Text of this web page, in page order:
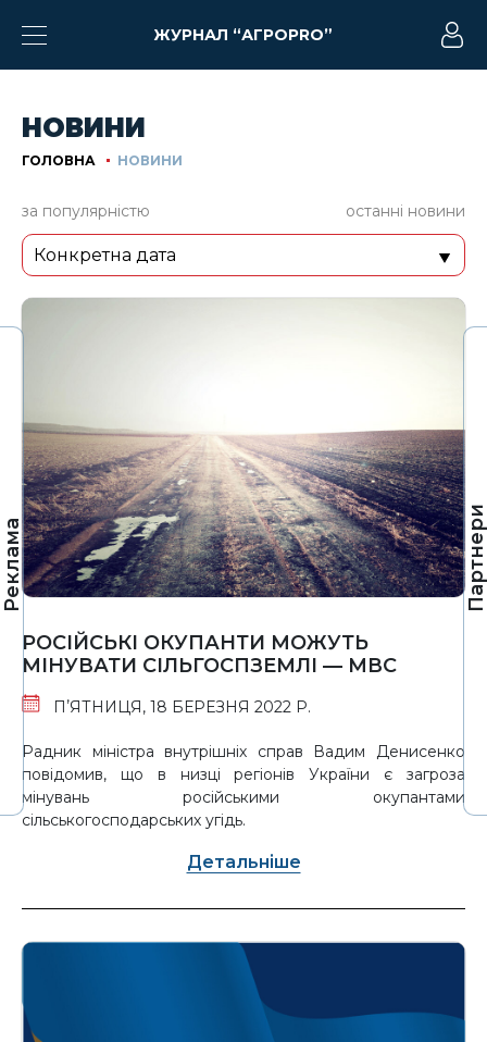
Реклама Партнери
ЖУРНАЛ “АГРОPRO”
НОВИНИ
ГОЛОВНА НОВИНИ
за популярністю останні новини
Конкретна дата
РОСІЙСЬКІ ОКУПАНТИ МОЖУТЬ
МІНУВАТИ СІЛЬГОСПЗЕМЛІ — МВС
ПʼЯТНИЦЯ, 18 БЕРЕЗНЯ 2022 Р.
Радник міністра внутрішніх справ Вадим Денисенко
повідомив, що в низці регіонів України є загроза
мінувань російськими окупантами
сільськогосподарських угідь.
Детальніше